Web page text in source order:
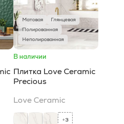
Матовая
Глянцевая
Полированная
Неполированная
В наличии
Плитка Love Ceramic
Precious
Love Ceramic
+3